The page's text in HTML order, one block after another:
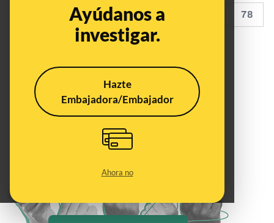
Ayúdanos a
investigar.
Hazte
Embajadora/Embajador
Ahora no
73 74 75 78